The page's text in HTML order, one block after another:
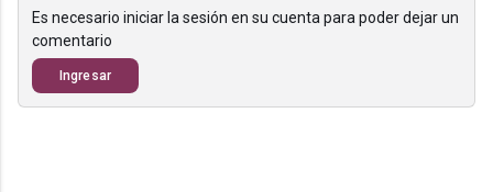
Es necesario iniciar la sesión en su cuenta para poder dejar un
comentario
Ingresar